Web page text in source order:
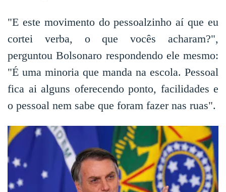
"E este movimento do pessoalzinho aí que eu
cortei verba, o que vocês acharam?",
perguntou Bolsonaro respondendo ele mesmo:
"É uma minoria que manda na escola. Pessoal
fica ai alguns oferecendo ponto, facilidades e
o pessoal nem sabe que foram fazer nas ruas".